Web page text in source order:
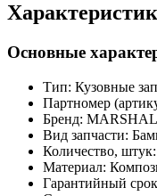
Основные
Тип: Кузовные
Партномер
Бренд:
Вид запчасти:
Количество, штук:
Материал:
Гарантийный